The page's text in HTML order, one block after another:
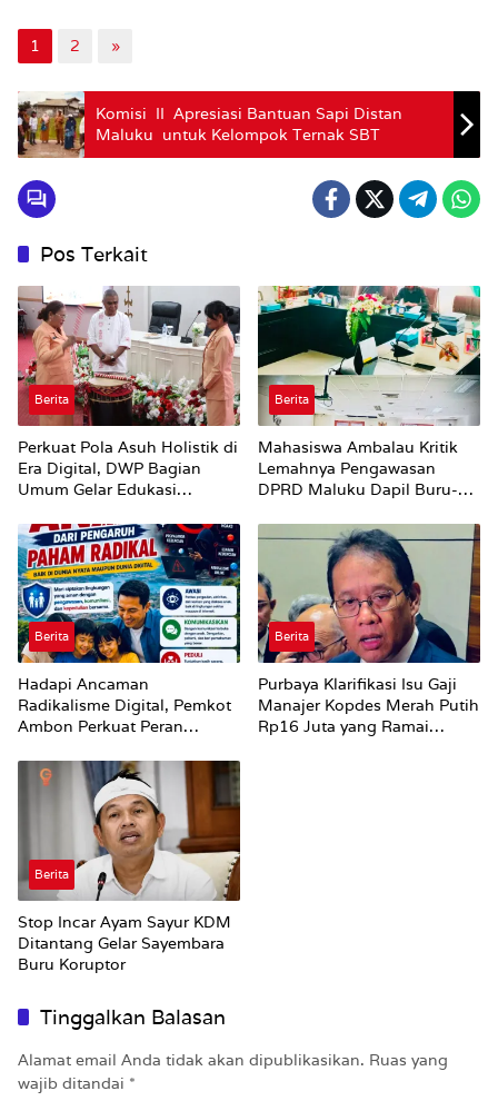
1 2 »
Komisi II Apresiasi Bantuan Sapi Distan
Maluku untuk Kelompok Ternak SBT
Pos Terkait
Berita
Perkuat Pola Asuh Holistik di
Era Digital, DWP Bagian
Umum Gelar Edukasi
Berita
Mahasiswa Ambalau Kritik
Lemahnya Pengawasan
DPRD Maluku Dapil Buru-
Perubahan Status Jalan
Berita
Hadapi Ancaman
Radikalisme Digital, Pemkot
Ambon Perkuat Peran
Berita
Purbaya Klarifikasi Isu Gaji
Manajer Kopdes Merah Putih
Rp16 Juta yang Ramai
Berita
Stop Incar Ayam Sayur KDM
Ditantang Gelar Sayembara
Buru Koruptor
Tinggalkan Balasan
Alamat email Anda tidak akan dipublikasikan. Ruas yang
wajib ditandai *